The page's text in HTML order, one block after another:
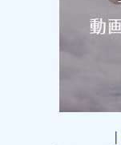
|